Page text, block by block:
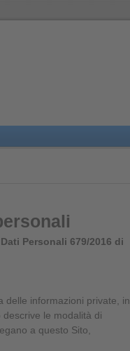
Personali 679/2016 di
delle informazioni private, in
le modalità di
a questo Sito,